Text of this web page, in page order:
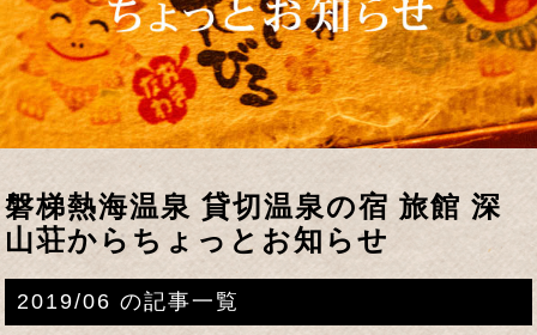
磐梯熱海温泉 貸切温泉の宿 旅館 深
山荘からちょっとお知らせ
2019/06 の記事一覧